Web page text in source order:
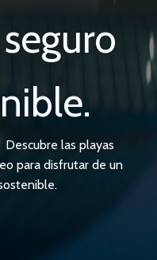
Descubre las playas
para disfrutar de un